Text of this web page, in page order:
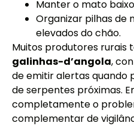
Manter o mato
Organizar pilhas de
elevados do chão.
Muitos produtores rurais
galinhas-d’angola,
de emitir alertas
de serpentes próximas.
completamente o
complementar de